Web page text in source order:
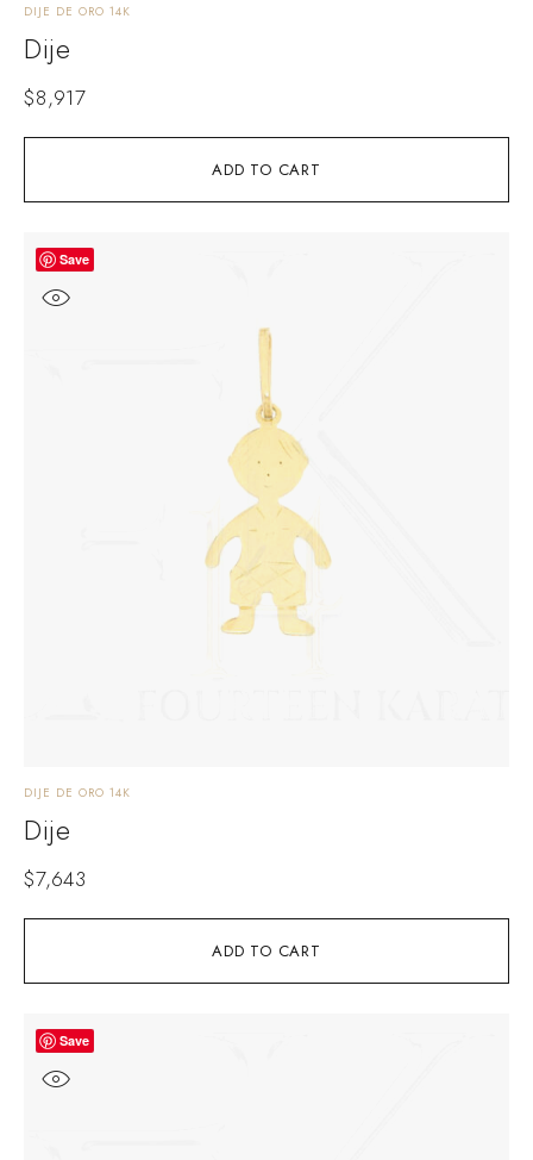
ADD TO CART
DIJE DE ORO 14K
Dije
$8,917
Save
ADD TO CART
DIJE DE ORO 14K
Dije
$7,643
Save